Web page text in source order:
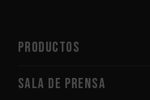
PRODUCTOS
Sala de prensa